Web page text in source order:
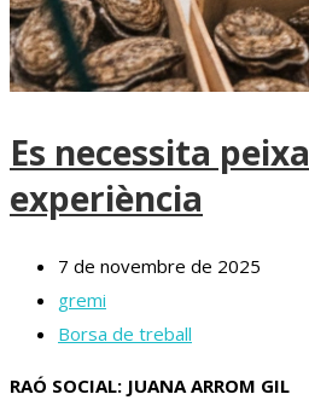
Es necessita
experiència
7 de novembre de 2025
gremi
Borsa de treball
RAÓ SOCIAL: JUANA ARROM GIL